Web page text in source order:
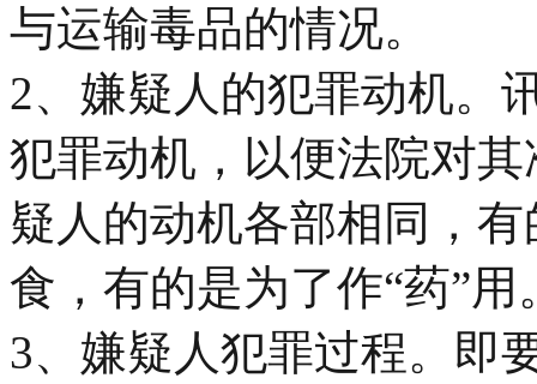
与运输毒品的情况。
2、嫌疑人的犯罪动机。
犯罪动机，以便法院对
疑人的动机各部相同，
食，有的是为了作“药”用
3、嫌疑人犯罪过程。即